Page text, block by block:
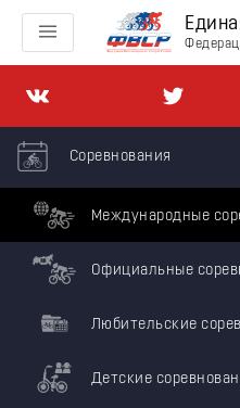
Соревнования
Международные
Официальные
Любительские
Детские